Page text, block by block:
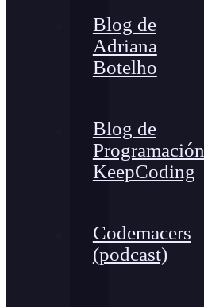
Blog de
Adriana
Botelho
Blog de
Programación
KeepCoding
Codemacers
(podcast)